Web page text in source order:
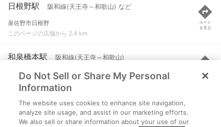
日根野駅 阪和線(天王寺～和歌山) など
泉佐野市日根野
このページの店舗から 2.4 km
ルート
を見る
和泉橋本駅 阪和線(天王寺～和歌山)
貝塚市橋本
このページの店舗から 2.9 km
ルート
を見る
井原里駅 南海本線
泉佐野市下瓦屋１-１-５７
Do Not Sell or Share My Personal
Information
The website uses cookies to enhance site navigation,
analyze site usage, and assist in our marketing efforts.
We also sell or share information about your use of our